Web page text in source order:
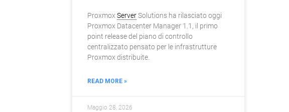
Proxmox ServerSolutions ha rilasciato oggi
Proxmox Datacenter Manager 1.1, il primo
point release del piano di controllo
centralizzato pensato per le infrastrutture
Proxmox distribuite.
READ MORE »
Maggio 28, 2026